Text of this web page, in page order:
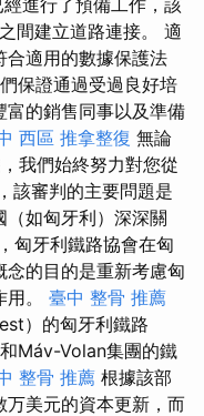
進行了預備工作，該
間建立道路連接。 適
合適用的數據保護法
保證通過受過良好培
富的銷售同事以及準備
西區 推拿整復 無論
我們始終努力對您從
該審判的主要問題是
如匈牙利）深深關
匈牙利鐵路協會在匈
的目的是重新考慮匈
。 臺中 整骨 推薦
）的匈牙利鐵路
Máv-Volan集團的鐵
整骨 推薦 根據該部
万美元的資本更新，而